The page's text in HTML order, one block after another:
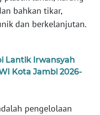
bahkan tikar,
dan berkelanjutan.
Lantik Irwansyah
Kota Jambi 2026-
pengelolaan